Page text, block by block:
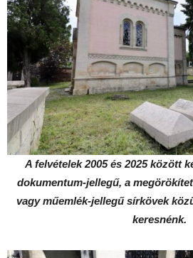
A felvételek 2005 és 2025 között
dokumentum-jellegű, a
vagy műemlék-jellegű sírkövek
keresnénk.